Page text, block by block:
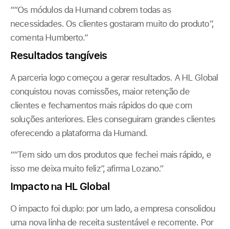
““Os módulos da Humand cobrem todas as
necessidades. Os clientes gostaram muito do produto”,
comenta Humberto.”
Resultados tangíveis
A parceria logo começou a gerar resultados. A HL Global
conquistou novas comissões, maior retenção de
clientes e fechamentos mais rápidos do que com
soluções anteriores. Eles conseguiram grandes clientes
oferecendo a plataforma da Humand.
““Tem sido um dos produtos que fechei mais rápido, e
isso me deixa muito feliz”, afirma Lozano.”
Impacto na HL Global
O impacto foi duplo: por um lado, a empresa consolidou
uma nova linha de receita sustentável e recorrente. Por